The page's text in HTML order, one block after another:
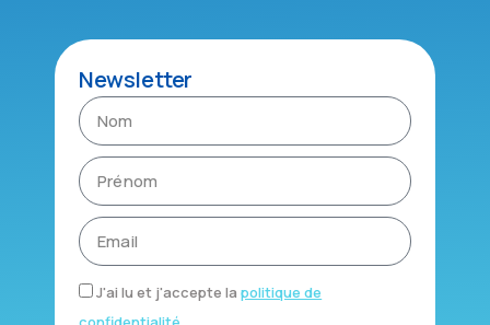
Newsletter
J'ai lu et j'accepte lapolitique de